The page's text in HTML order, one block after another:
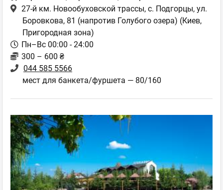
27-й км. Новообуховской трассы, с. Подгорцы, ул.
Боровкова, 81 (напротив Голубого озера) (Киев,
Пригородная зона)
Пн–Вс 00:00 - 24:00
300 – 600 ₴
044 585 5566
мест для банкета/фуршета — 80/160